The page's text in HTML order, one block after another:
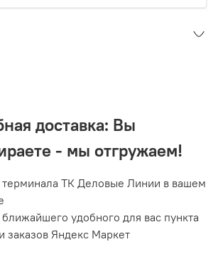
доставка: Вы
- мы отгружаем!
ТК Деловые Линии в вашем
удобного для вас пункта
заказов Яндекс Маркет